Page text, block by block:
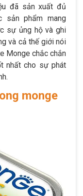
đã sản xuất đủ
sản phẩm mang
sự ủng hộ và ghi
và cả thế giới nói
Monge chắc chắn
nhất cho sự phát
monge